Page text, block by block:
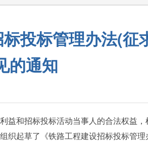
投标管理办法(征
的通知
和招标投标活动当事人的合法权益，
起草了《铁路工程建设招标投标管